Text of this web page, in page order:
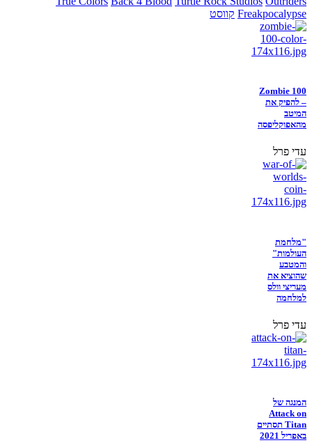
Freakpocalypse קווסט
Zombie 100
– להפיק את
המיטב
מהאפוקליפסה
עדי פרל
"מלחמת
העולמות"
והמטבע
שהוציא את
מעריצי וולס
למלחמה
עדי פרל
המנגה של
Attack on
Titan תסתיים
באפריל 2021